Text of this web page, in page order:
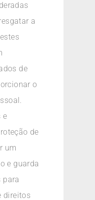
a
de
o
e
de
um
e guarda
para
direitos